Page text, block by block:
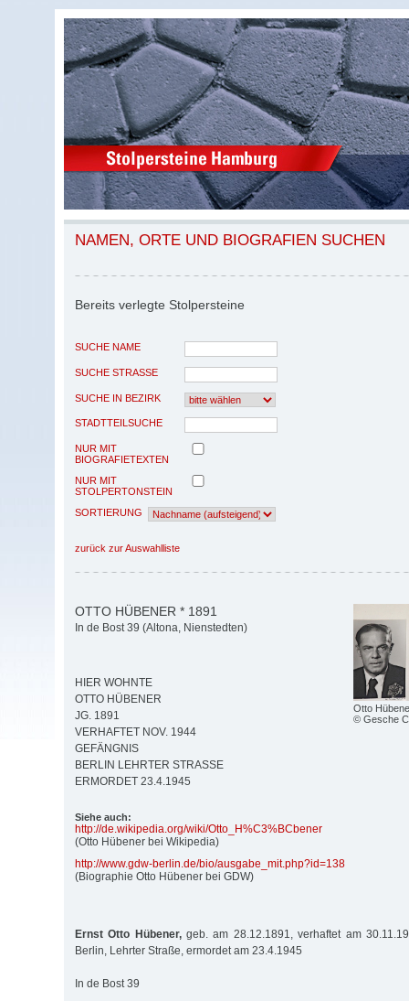
NAMEN, ORTE UND BIOGRAFIEN SUCHEN
Bereits verlegte Stolpersteine
SUCHE NAME
SUCHE STRASSE
SUCHE IN BEZIRK
STADTTEILSUCHE
NUR MIT
BIOGRAFIETEXTEN
NUR MIT
STOLPERTONSTEIN
SORTIERUNG
zurück zur Auswahlliste
Otto
© Gesche
OTTO HÜBENER * 1891
In de Bost 39 (Altona, Nienstedten)
HIER WOHNTE
OTTO HÜBENER
JG. 1891
VERHAFTET NOV. 1944
GEFÄNGNIS
BERLIN LEHRTER STRASSE
ERMORDET 23.4.1945
Siehe auch:
http://de.wikipedia.org/wiki/Otto_H%C3%BCbener
(Otto Hübener bei Wikipedia)
http://www.gdw-berlin.de/bio/ausgabe_mit.php?id=138
(Biographie Otto Hübener bei GDW)
Ernst Otto Hübener,geb. am 28.12.1891, verhaftet am
Berlin, Lehrter Straße, ermordet am 23.4.1945
In de Bost 39